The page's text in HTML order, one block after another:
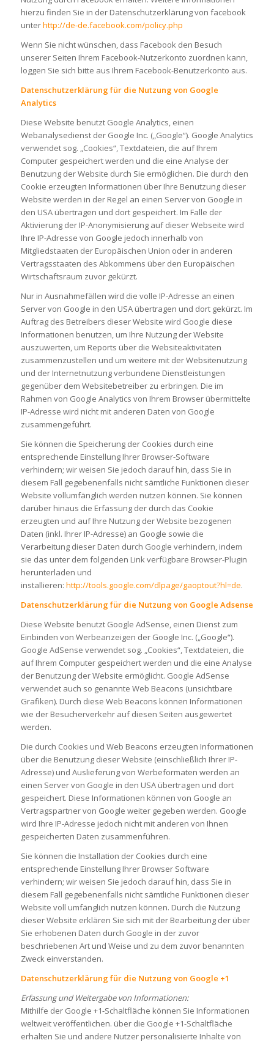
hierzu finden Sie in der Datenschutzerklärung von facebook
unterhttp://de-de.facebook.com/policy.php
Wenn Sie nicht wünschen, dass Facebook den Besuch
unserer Seiten Ihrem Facebook-Nutzerkonto zuordnen kann,
loggen Sie sich bitte aus Ihrem Facebook-Benutzerkonto aus.
Datenschutzerklärung für die Nutzung von Google
Analytics
Diese Website benutzt Google Analytics, einen
Webanalysedienst der Google Inc. („Google“). Google Analytics
verwendet sog. „Cookies“, Textdateien, die auf Ihrem
Computer gespeichert werden und die eine Analyse der
Benutzung der Website durch Sie ermöglichen. Die durch den
Cookie erzeugten Informationen über Ihre Benutzung dieser
Website werden in der Regel an einen Server von Google in
den USA übertragen und dort gespeichert. Im Falle der
Aktivierung der IP-Anonymisierung auf dieser Webseite wird
Ihre IP-Adresse von Google jedoch innerhalb von
Mitgliedstaaten der Europäischen Union oder in anderen
Vertragsstaaten des Abkommens über den Europäischen
Wirtschaftsraum zuvor gekürzt.
Nur in Ausnahmefällen wird die volle IP-Adresse an einen
Server von Google in den USA übertragen und dort gekürzt. Im
Auftrag des Betreibers dieser Website wird Google diese
Informationen benutzen, um Ihre Nutzung der Website
auszuwerten, um Reports über die Websiteaktivitäten
zusammenzustellen und um weitere mit der Websitenutzung
und der Internetnutzung verbundene Dienstleistungen
gegenüber dem Websitebetreiber zu erbringen. Die im
Rahmen von Google Analytics von Ihrem Browser übermittelte
IP-Adresse wird nicht mit anderen Daten von Google
zusammengeführt.
Sie können die Speicherung der Cookies durch eine
entsprechende Einstellung Ihrer Browser-Software
verhindern; wir weisen Sie jedoch darauf hin, dass Sie in
diesem Fall gegebenenfalls nicht sämtliche Funktionen dieser
Website vollumfänglich werden nutzen können. Sie können
darüber hinaus die Erfassung der durch das Cookie
erzeugten und auf Ihre Nutzung der Website bezogenen
Daten (inkl. Ihrer IP-Adresse) an Google sowie die
Verarbeitung dieser Daten durch Google verhindern, indem
sie das unter dem folgenden Link verfügbare Browser-Plugin
herunterladen und
installieren: http://tools.google.com/dlpage/gaoptout?hl=de.
Datenschutzerklärung für die Nutzung von Google Adsense
Diese Website benutzt Google AdSense, einen Dienst zum
Einbinden von Werbeanzeigen der Google Inc. („Google“).
Google AdSense verwendet sog. „Cookies“, Textdateien, die
auf Ihrem Computer gespeichert werden und die eine Analyse
der Benutzung der Website ermöglicht. Google AdSense
verwendet auch so genannte Web Beacons (unsichtbare
Grafiken). Durch diese Web Beacons können Informationen
wie der Besucherverkehr auf diesen Seiten ausgewertet
werden.
Die durch Cookies und Web Beacons erzeugten Informationen
über die Benutzung dieser Website (einschließlich Ihrer IP-
Adresse) und Auslieferung von Werbeformaten werden an
einen Server von Google in den USA übertragen und dort
gespeichert. Diese Informationen können von Google an
Vertragspartner von Google weiter gegeben werden. Google
wird Ihre IP-Adresse jedoch nicht mit anderen von Ihnen
gespeicherten Daten zusammenführen.
Sie können die Installation der Cookies durch eine
entsprechende Einstellung Ihrer Browser Software
verhindern; wir weisen Sie jedoch darauf hin, dass Sie in
diesem Fall gegebenenfalls nicht sämtliche Funktionen dieser
Website voll umfänglich nutzen können. Durch die Nutzung
dieser Website erklären Sie sich mit der Bearbeitung der über
Sie erhobenen Daten durch Google in der zuvor
beschriebenen Art und Weise und zu dem zuvor benannten
Zweck einverstanden.
Datenschutzerklärung für die Nutzung von Google +1
Erfassung und Weitergabe von Informationen:
Mithilfe der Google +1-Schaltfläche können Sie Informationen
weltweit veröffentlichen. über die Google +1-Schaltfläche
erhalten Sie und andere Nutzer personalisierte Inhalte von